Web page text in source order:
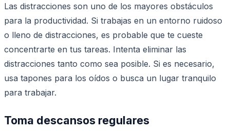
Las distracciones son uno de los mayores obstáculos
para la productividad. Si trabajas en un entorno ruidoso
o lleno de distracciones, es probable que te cueste
concentrarte en tus tareas. Intenta eliminar las
distracciones tanto como sea posible. Si es necesario,
usa tapones para los oídos o busca un lugar tranquilo
para trabajar.
Toma descansos regulares